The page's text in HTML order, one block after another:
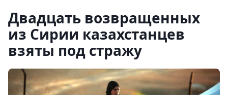
Двадцать возвращенных
из Сирии казахстанцев
взяты под стражу